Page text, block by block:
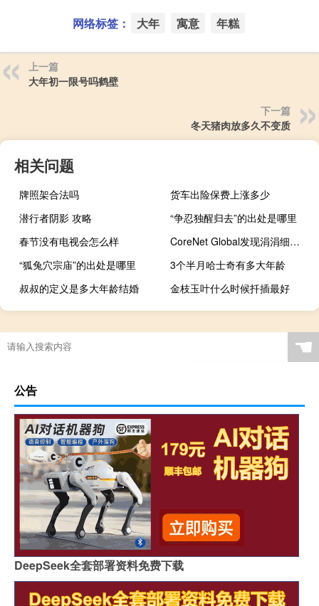
网络标签： 大年 寓意 年糕
上一篇
大年初一限号吗鹤壁
下一篇
冬天猪肉放多久不变质
相关问题
牌照架合法吗
货车出险保费上涨多少
潜行者阴影 攻略
“争忍独醒归去”的出处是哪里
春节没有电视会怎么样
CoreNet Global发现涓涓细流重返办公室
“狐兔穴宗庙”的出处是哪里
3个半月哈士奇有多大年龄
叔叔的定义是多大年龄结婚
金枝玉叶什么时候扦插最好
☚
公告
DeepSeek全套部署资料免费下载